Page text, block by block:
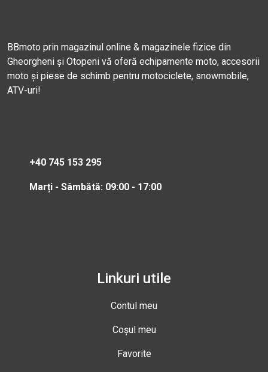
BBmoto prin magazinul online & magazinele fizice din
Gheorgheni și Otopeni vă oferă echipamente moto, accesorii
moto și piese de schimb pentru motociclete, snowmobile,
ATV-uri!
+40 745 153 295
Marți - Sâmbătă: 09:00 - 17:00
Linkuri utile
Contul meu
Coșul meu
Favorite